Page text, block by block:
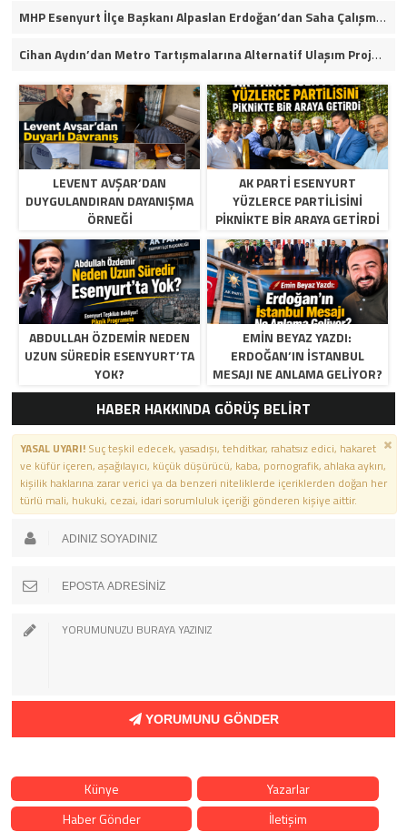
MHP Esenyurt İlçe Başkanı Alpaslan Erdoğan’dan Saha Çalışmaları ve Yerel Gündeme İlişkin Açıklamalar
Cihan Aydın’dan Metro Tartışmalarına Alternatif Ulaşım Projesi
LEVENT AVŞAR’DAN
DUYGULANDIRAN DAYANIŞMA
ÖRNEĞI
AK PARTI ESENYURT
YÜZLERCE PARTILISINI
PIKNIKTE BIR ARAYA GETIRDI
ABDULLAH ÖZDEMIR NEDEN
UZUN SÜREDIR ESENYURT’TA
YOK?
EMIN BEYAZ YAZDI:
ERDOĞAN’IN İSTANBUL
MESAJI NE ANLAMA GELIYOR?
HABER HAKKINDA GÖRÜŞ BELİRT
YASAL UYARI! Suç teşkil edecek, yasadışı, tehditkar, rahatsız edici, hakaret
ve küfür içeren, aşağılayıcı, küçük düşürücü, kaba, pornografik, ahlaka aykırı,
kişilik haklarına zarar verici ya da benzeri niteliklerde içeriklerden doğan her
türlü mali, hukuki, cezai, idari sorumluluk içeriği gönderen kişiye aittir.
YORUMUNU GÖNDER
Künye
Yazarlar
Haber Gönder
İletişim